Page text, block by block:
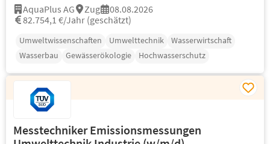
AquaPlus AG Zug
08.08.2026
82.754,1 €/Jahr (geschätzt)
Umweltwissenschaften Umwelttechnik
Wasserwirtschaft
Wasserbau
Gewässerökologie Hochwasserschutz
Messtechniker Emissionsmessungen